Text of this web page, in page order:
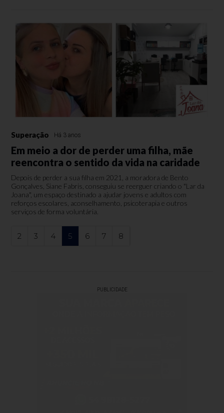
Superação Há 3 anos
Em meio a dor de perder uma filha, mãe
reencontra o sentido da vida na caridade
Depois de perder a sua filha em 2021, a moradora de Bento
Gonçalves, Siane Fabris, conseguiu se reerguer criando o "Lar da
Joana", um espaço destinado a ajudar jovens e adultos com
reforços escolares, aconselhamento, psicoterapia e outros
serviços de forma voluntária.
2 3 4 5 6 7 8
PUBLICIDADE